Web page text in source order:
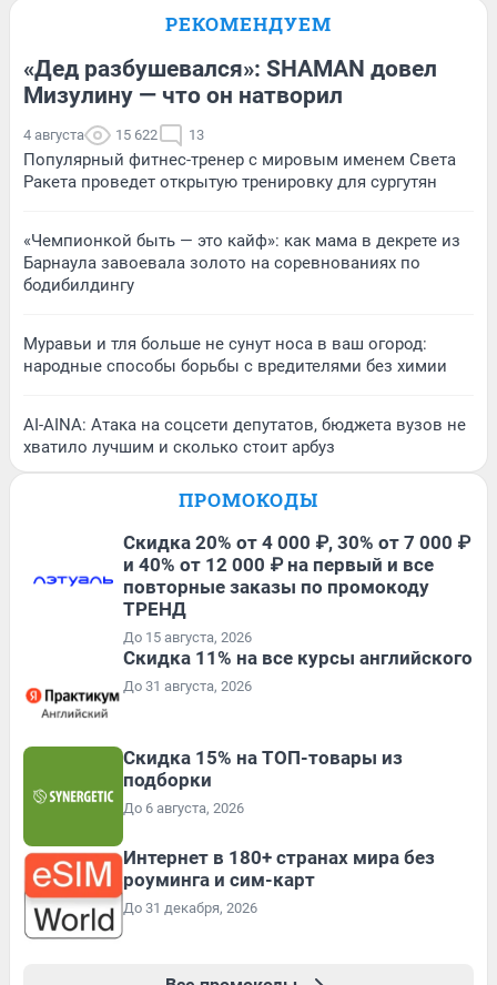
РЕКОМЕНДУЕМ
«Дед разбушевался»: SHAMAN довел
Мизулину — что он натворил
4 августа 15 622 13
Популярный фитнес-тренер с мировым именем Света
Ракета проведет открытую тренировку для сургутян
«Чемпионкой быть — это кайф»: как мама в декрете из
Барнаула завоевала золото на соревнованиях по
бодибилдингу
Муравьи и тля больше не сунут носа в ваш огород:
народные способы борьбы с вредителями без химии
AI-AINA: Атака на соцсети депутатов, бюджета вузов не
хватило лучшим и сколько стоит арбуз
ПРОМОКОДЫ
Скидка 20% от 4 000 ₽, 30% от 7 000 ₽
и 40% от 12 000 ₽ на первый и все
повторные заказы по промокоду
ТРЕНД
До 15 августа, 2026
Скидка 11% на все курсы английского
До 31 августа, 2026
Скидка 15% на ТОП-товары из
подборки
До 6 августа, 2026
Интернет в 180+ странах мира без
роуминга и сим-карт
До 31 декабря, 2026